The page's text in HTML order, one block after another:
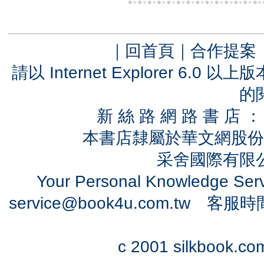
｜ 回首頁 ｜ 合作提案
請以 Internet Explorer 6.0 以上
的
新 絲 路 網 路 書 店
本書店隸屬於華文網股
采舍國際有
Your Personal Knowledge
service@book4u.com.tw客服時
c 2001